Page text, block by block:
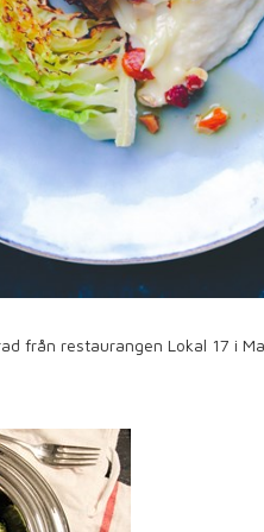
från restaurangen Lokal 17 i